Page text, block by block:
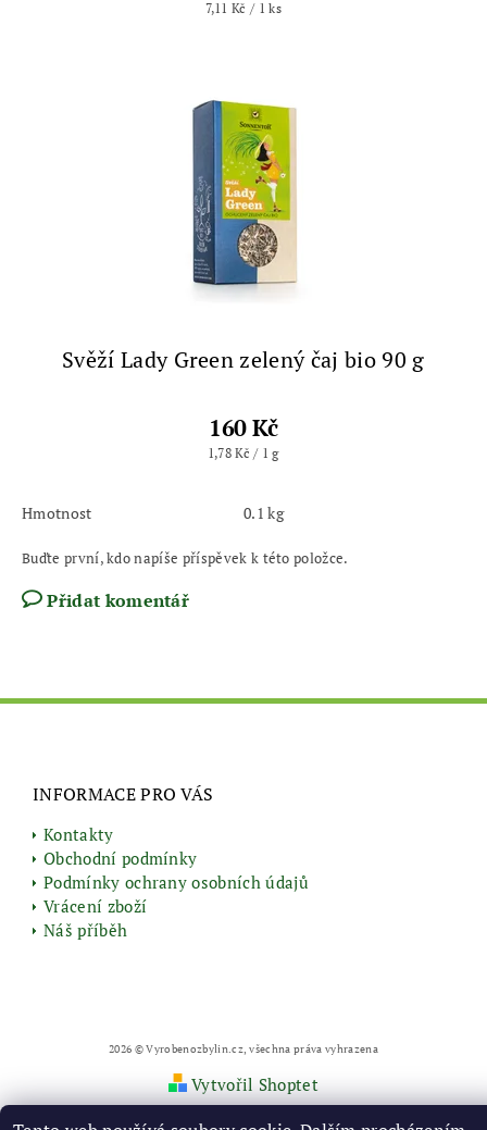
7,11 Kč / 1 ks
Svěží Lady Green zelený čaj bio 90 g
160 Kč
1,78 Kč / 1 g
Hmotnost 0.1 kg
Buďte první, kdo napíše příspěvek k této položce.
Přidat komentář
INFORMACE PRO VÁS
Kontakty
Obchodní podmínky
Podmínky ochrany osobních údajů
Vrácení zboží
Náš příběh
2026 © Vyrobenozbylin.cz, všechna práva vyhrazena
Vytvořil Shoptet